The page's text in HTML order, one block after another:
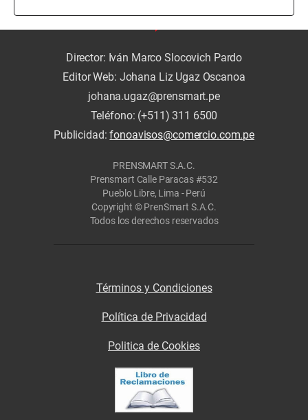
Director: Iván Marco Slocovich Pardo
Editor Web: Johana Liz Ugaz Oscanoa
johana.ugaz@prensmart.pe
Teléfono: (+511) 311 6500
Publicidad:fonoavisos@comercio.com.pe
PRENSMART S.A.C.
Prensmart Calle Paracas #532
Pueblo Libre, Lima - Perú
Copyright © PrenSmart S.A.C.
Todos los derechos reservados
Términos y Condiciones
Política de Privacidad
Politica de Cookies